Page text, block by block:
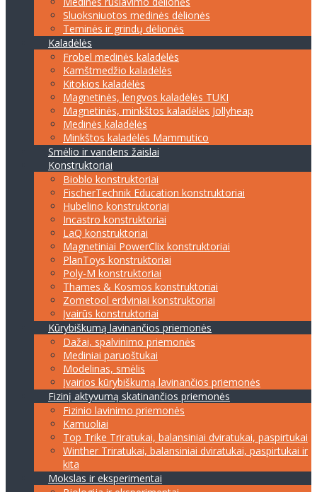
Sluoksniuotos medinės dėlionės
Teminės ir grindų dėlionės
Kaladėlės
Frobel medinės kaladėlės
Kamštmedžio kaladėlės
Kitokios kaladėlės
Magnetinės, lengvos kaladėlės TUKI
Magnetinės, minkštos kaladėlės Jollyheap
Medinės kaladėlės
Minkštos kaladėlės Mammutico
Smėlio ir vandens žaislai
Konstruktoriai
Bioblo konstruktoriai
FischerTechnik Education konstruktoriai
Hubelino konstruktoriai
Incastro konstruktoriai
LaQ konstruktoriai
Magnetiniai PowerClix konstruktoriai
PlanToys konstruktoriai
Poly-M konstruktoriai
Thames & Kosmos konstruktoriai
Zometool erdviniai konstruktoriai
Įvairūs konstruktoriai
Kūrybiškumą lavinančios priemonės
Dažai, spalvinimo priemonės
Mediniai paruoštukai
Modelinas, smėlis
Įvairios kūrybiškumą lavinančios priemonės
Fizinį aktyvumą skatinančios priemonės
Fizinio lavinimo priemonės
Kamuoliai
Top Trike Triratukai, balansiniai dviratukai, paspirtukai
Winther Triratukai, balansiniai dviratukai, paspirtukai ir
kita
Mokslas ir eksperimentai